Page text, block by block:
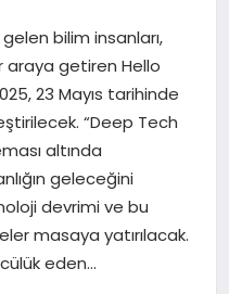
bilim insanları,
araya getiren Hello
23 Mayıs tarihinde
“Deep Tech
altında
geleceğini
devrimi ve bu
masaya yatırılacak.
eden…